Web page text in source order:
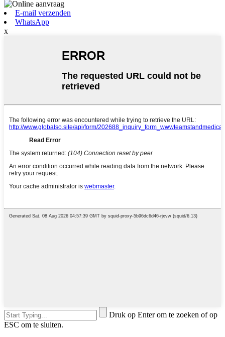
E-mail verzenden
WhatsApp
x
Druk op Enter om te zoeken of op
ESC om te sluiten.